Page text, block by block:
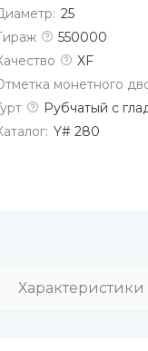
25
550000
XF
монетного
Рубчатый с
Y# 280
Характеристики